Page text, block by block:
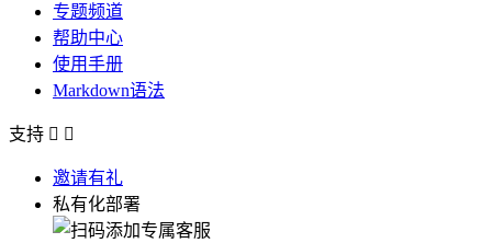
专题频道
帮助中心
使用手册
Markdown语法
支持  
邀请有礼
私有化部署